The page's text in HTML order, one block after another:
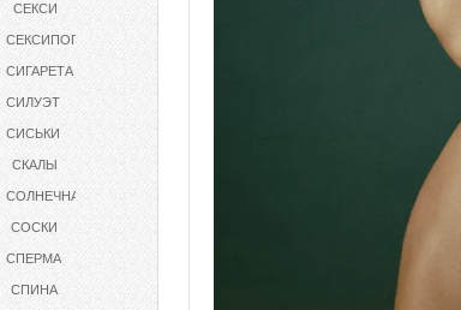
СЕКСИ
СЕКСИПОПЫ
СИГАРЕТА
СИЛУЭТ
СИСЬКИ
СКАЛЫ
СОЛНЕЧНАЯ
СОСКИ
СПЕРМА
СПИНА